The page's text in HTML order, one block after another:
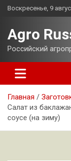
Перейти
Воскресенье, 9
Agro
Российский
Главная
Салат из
соусе (на зиму)